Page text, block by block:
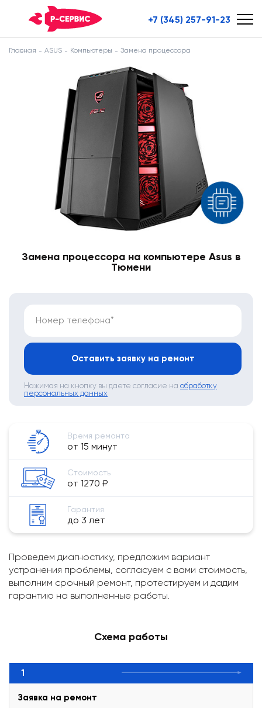
+7 (345) 257-91-23
Главная ASUS Компьютеры Замена процессора
Замена процессора на компьютере Asus в
Тюмени
Номер телефона*
Оставить заявку на ремонт
Нажимая на кнопку вы даете согласие на обработку
персональных данных
Время ремонта
от 15 минут
Стоимость
от 1270 ₽
Гарантия
до 3 лет
Проведем диагностику, предложим вариант
устранения проблемы, согласуем с вами стоимость,
выполним срочный ремонт, протестируем и дадим
гарантию на выполненные работы.
Схема работы
1
Заявка на ремонт